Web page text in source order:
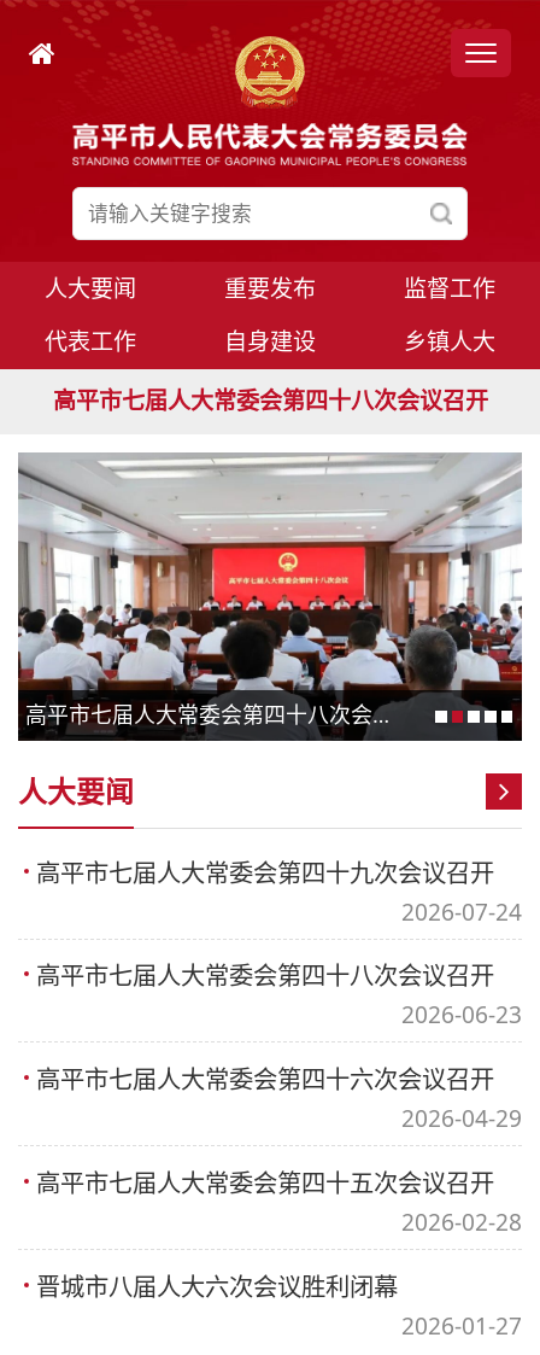
人大要闻 重要发布
监督工作
代表工作
自身建设
乡镇人大
高平市七届人大八次会议胜利闭幕
高平市七届人大常委会第四十九次会议召开
高平市七届人大常委会第四十八次会议召开
高平市七届人大常委会第四十八次会议召开
人大要闻
高平市七届人大常委会第四十九次会议召开
2026-07-24
高平市七届人大常委会第四十八次会议召开
2026-06-23
高平市七届人大常委会第四十六次会议召开
2026-04-29
高平市七届人大常委会第四十五次会议召开
2026-02-28
晋城市八届人大六次会议胜利闭幕
2026-01-27